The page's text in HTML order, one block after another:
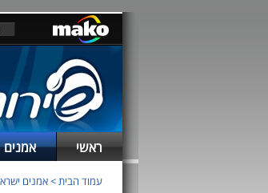
ראשי אמנים
עמוד הבית>אמנים